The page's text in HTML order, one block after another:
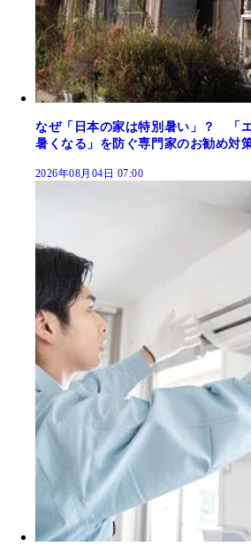
なぜ「日本の家は特別暑い」？ 「
暑くなる」を防ぐ専門家のお勧め対
2026年08月04日 07:00